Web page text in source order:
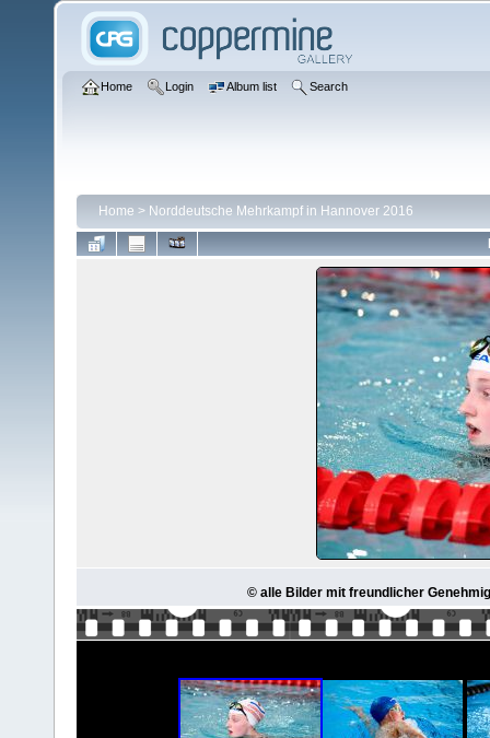
Home Login Album list Search
Home > Norddeutsche Mehrkampf in Hannover 2016
© alle Bilder mit freundlicher